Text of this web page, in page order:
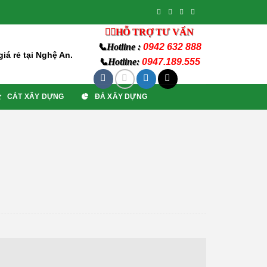
rẻ tại Nghệ An.
👨‍⚖️HỖ TRỢ TƯ VẤN
📞Hotline :0942 632 888
📞Hotline:0947.189.555
CÁT XÂY DỰNG ĐÁ XÂY DỰNG